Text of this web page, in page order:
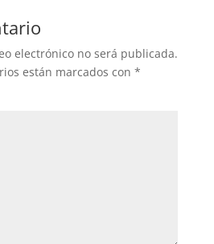
electrónico no será publicada.
están marcados con *